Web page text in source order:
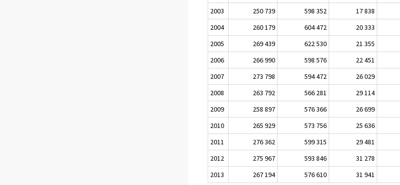
2003
250 739 598 352 17 838
2004
260 179 604 472 20 333
2005
269 439 622 530 21 355
2006
266 990 598 576 22 451
2007
273 798 594 472 26 029
2008
263 792 566 281 29 114
2009
258 897 576 366 26 699
2010
265 929 573 756 25 636
2011
276 362 599 315 29 481
2012
275 967 593 846 31 278
2013
267 194 576 610 31 941